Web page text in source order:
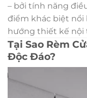
– bởi tính năng
điểm khác biệt
hướng thiết kế nội
Tại Sao Rèm
Độc Đáo?